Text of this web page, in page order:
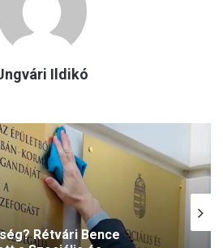
Ildikó
Magyar Péter lett a paksi